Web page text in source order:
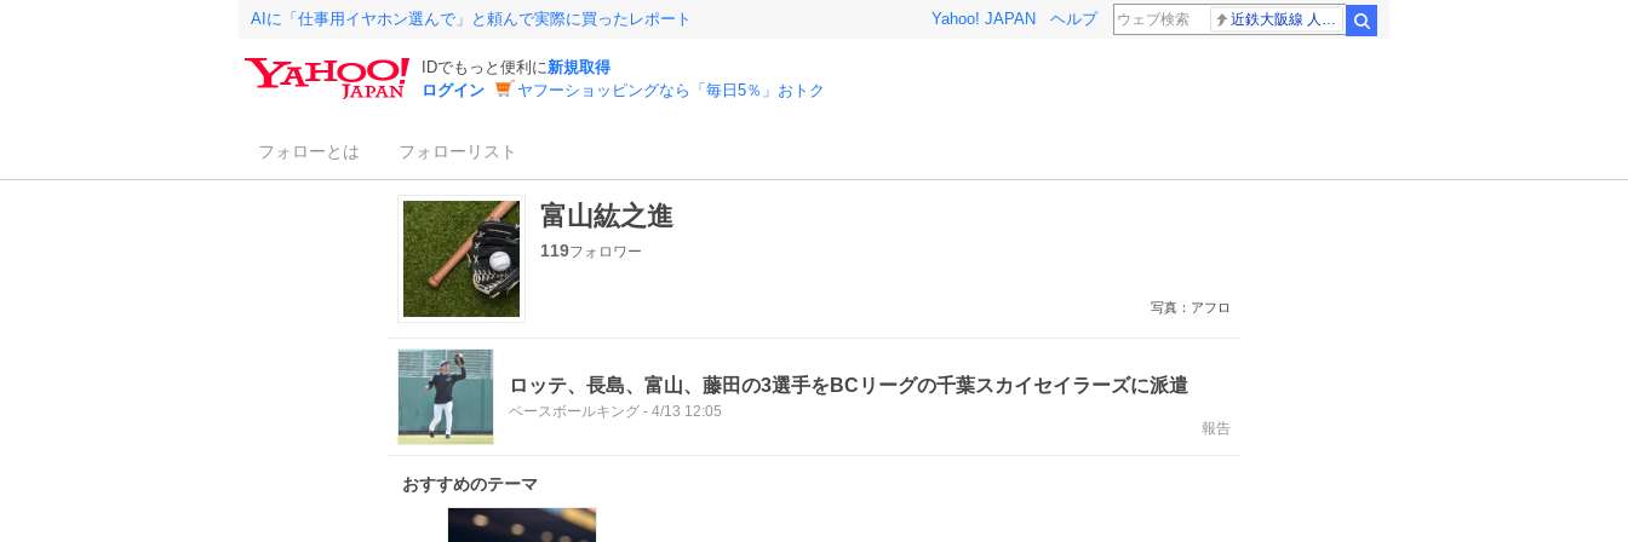
AIに「仕事用イヤホン選んで」と頼んで実際に買ったレポート Yahoo! JAPAN ヘルプ
IDでもっと便利に新規取得
ログイン
ヤフーショッピングなら「毎日5％」おトク
フォローとは フォローリスト
富山紘之進
119フォロワー
写真：アフロ
ロッテ、長島、富山、藤田の3選手をBCリーグの千葉スカイセイラーズに派遣
ベースボールキング - 4/13 12:05
報告
おすすめのテーマ